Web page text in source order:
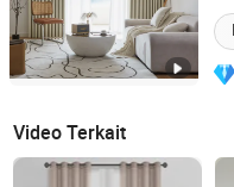
Video Terkait